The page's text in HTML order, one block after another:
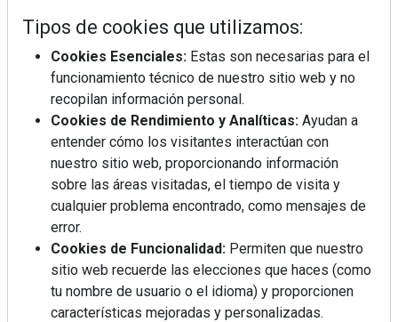
Tipos de cookies que utilizamos:
Cookies Esenciales: Estas son necesarias para el
funcionamiento técnico de nuestro sitio web y no
recopilan información personal.
Cookies de Rendimiento y Analíticas: Ayudan a
entender cómo los visitantes interactúan con
nuestro sitio web, proporcionando información
sobre las áreas visitadas, el tiempo de visita y
cualquier problema encontrado, como mensajes de
error.
Cookies de Funcionalidad: Permiten que nuestro
sitio web recuerde las elecciones que haces (como
tu nombre de usuario o el idioma) y proporcionen
características mejoradas y personalizadas.